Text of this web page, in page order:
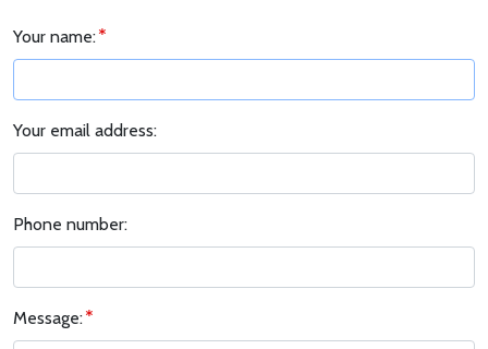
Your name:
Your email address:
Phone number:
Message: